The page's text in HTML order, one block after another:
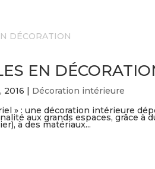
EN
2016 | Décoration intérieure
» : une décoration intérieure
aux grands espaces, grâce à
à des matériaux...